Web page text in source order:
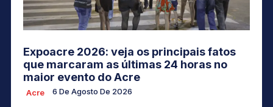
Expoacre 2026: veja os principais fatos
que marcaram as últimas 24 horas no
maior evento do Acre
Acre 6 De Agosto De 2026